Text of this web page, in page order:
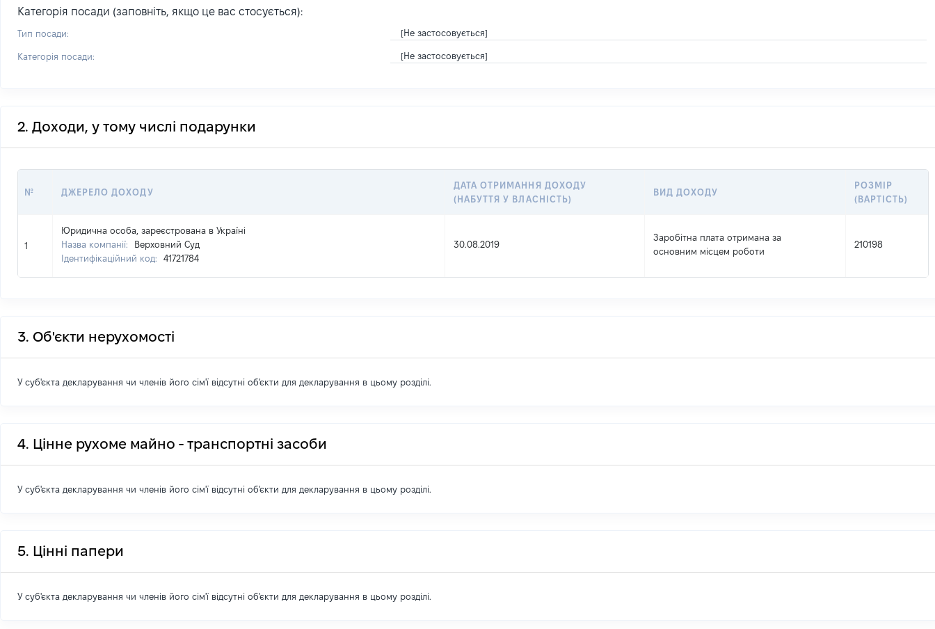
Категорія посади (заповніть, якщо це вас стосується):
Тип посади: [Не застосовується]
Категорія посади: [Не застосовується]
2. Доходи, у тому числі подарунки
№ ДЖЕРЕЛО ДОХОДУ
ДАТА ОТРИМАННЯ ДОХОДУ
(НАБУТТЯ У ВЛАСНІСТЬ)
ВИД ДОХОДУ
РОЗМІР
(ВАРТІСТЬ)
1
Юридична особа, зареєстрована в Україні
Назва компанії:
Верховний Суд
Ідентифікаційний код:
41721784
30.08.2019
Заробітна плата отримана за
основним місцем роботи
210198
3. Об'єкти нерухомості
У суб'єкта декларування чи членів його сім'ї відсутні об'єкти для декларування в цьому розділі.
4. Цінне рухоме майно - транспортні засоби
У суб'єкта декларування чи членів його сім'ї відсутні об'єкти для декларування в цьому розділі.
5. Цінні папери
У суб'єкта декларування чи членів його сім'ї відсутні об'єкти для декларування в цьому розділі.